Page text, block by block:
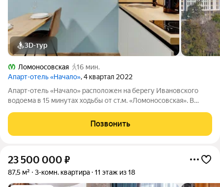
3D-тур
Ломоносовская
16 мин.
Апарт-отель «Начало», 4 квартал 2022
Апарт-отель «Начало» расположен на берегу Ивановского
водоема в 15 минутах ходьбы от ст.м. «Ломоносовская». В
ими, как считаете нужным: заселиться в них, сдавать в аренду
самому или с помощью
Позвонить
23 500 000 ₽
87,5 м² 3-комн. квартира 11 этаж из 18